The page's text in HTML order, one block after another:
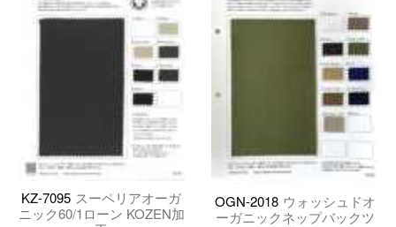
KZ-7095 スーペリアオーガ
ニック60/1ローン KOZEN加
OGN-2018 ウォッシュドオ
ーガニックネップバックツ